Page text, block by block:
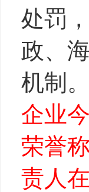
处罚
政、
机制。
企业
荣誉
责人